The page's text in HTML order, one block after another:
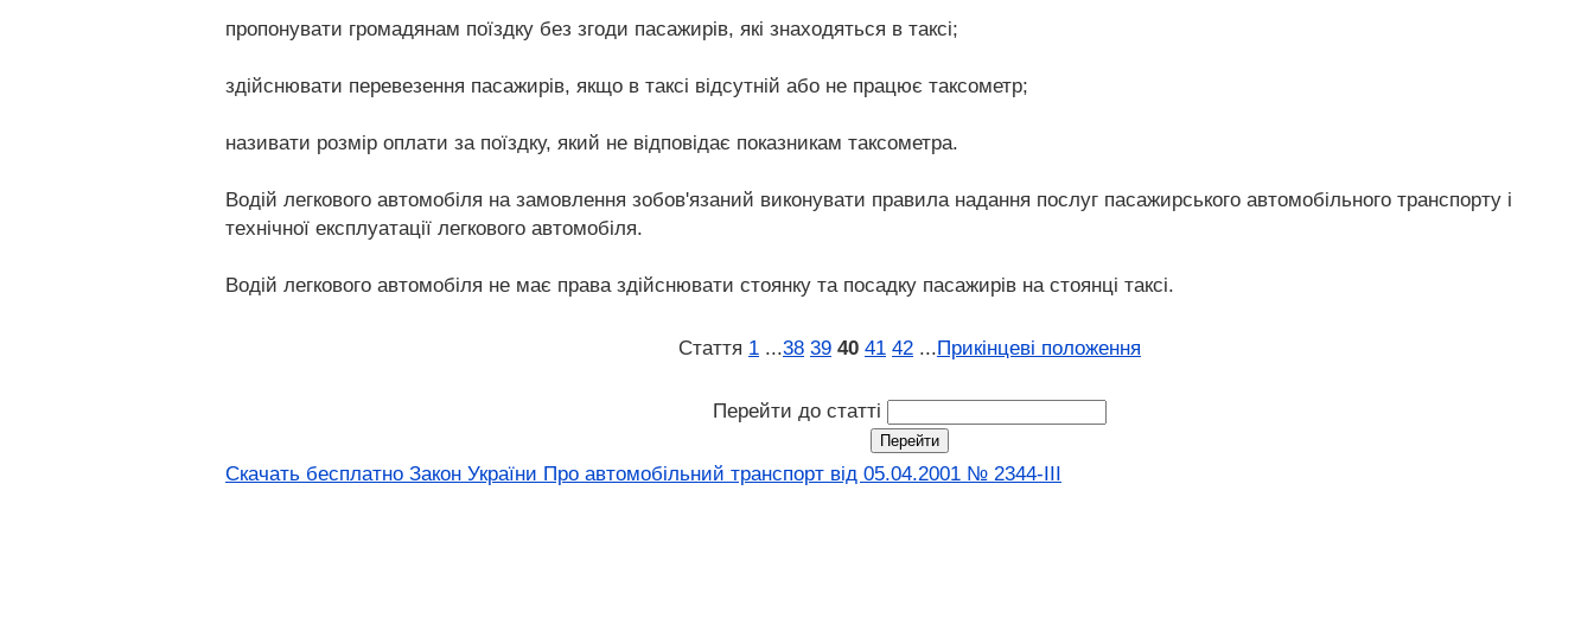
пропонувати громадянам поїздку без згоди пасажирів, які знаходяться в таксі;
здійснювати перевезення пасажирів, якщо в таксі відсутній або не працює таксометр;
називати розмір оплати за поїздку, який не відповідає показникам таксометра.
Водій легкового автомобіля на замовлення зобов'язаний виконувати правила надання послуг пасажирського автомобільного транспорту і
технічної експлуатації легкового автомобіля.
Водій легкового автомобіля не має права здійснювати стоянку та посадку пасажирів на стоянці таксі.
Стаття 1 ...38 39 40 41 42 ...Прикінцеві положення
Перейти до статті
Скачать бесплатно Закон України Про автомобільний транспорт вiд 05.04.2001 № 2344-III